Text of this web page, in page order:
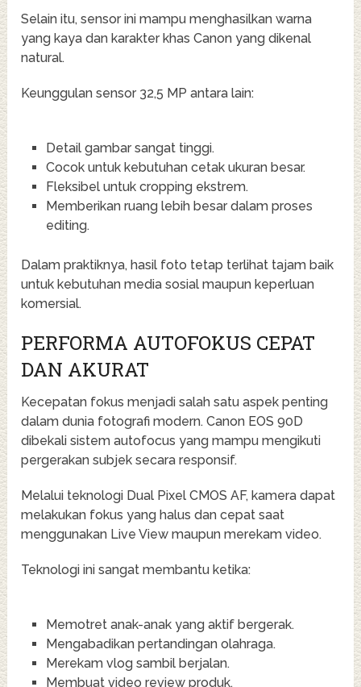
Selain itu, sensor ini mampu menghasilkan warna
yang kaya dan karakter khas Canon yang dikenal
natural.
Keunggulan sensor 32,5 MP antara lain:
Detail gambar sangat tinggi.
Cocok untuk kebutuhan cetak ukuran besar.
Fleksibel untuk cropping ekstrem.
Memberikan ruang lebih besar dalam proses
editing.
Dalam praktiknya, hasil foto tetap terlihat tajam baik
untuk kebutuhan media sosial maupun keperluan
komersial.
PERFORMA AUTOFOKUS CEPAT
DAN AKURAT
Kecepatan fokus menjadi salah satu aspek penting
dalam dunia fotografi modern. Canon EOS 90D
dibekali sistem autofocus yang mampu mengikuti
pergerakan subjek secara responsif.
Melalui teknologi Dual Pixel CMOS AF, kamera dapat
melakukan fokus yang halus dan cepat saat
menggunakan Live View maupun merekam video.
Teknologi ini sangat membantu ketika:
Memotret anak-anak yang aktif bergerak.
Mengabadikan pertandingan olahraga.
Merekam vlog sambil berjalan.
Membuat video review produk.